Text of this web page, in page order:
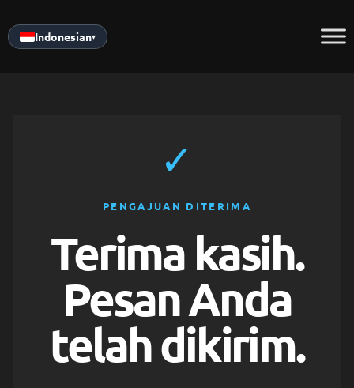
to
Indonesian▾
✓
PENGAJUAN DITERIMA
Terima kasih.
Pesan Anda
telah dikirim.